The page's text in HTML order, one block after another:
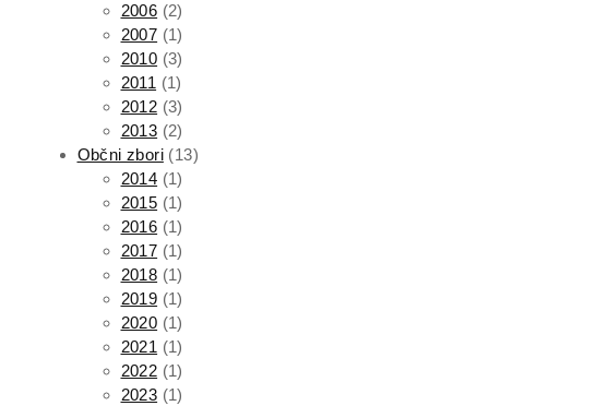
2006 (2)
2007 (1)
2010 (3)
2011 (1)
2012 (3)
2013 (2)
Občni zbori(13)
2014 (1)
2015 (1)
2016 (1)
2017 (1)
2018 (1)
2019 (1)
2020 (1)
2021 (1)
2022 (1)
2023 (1)